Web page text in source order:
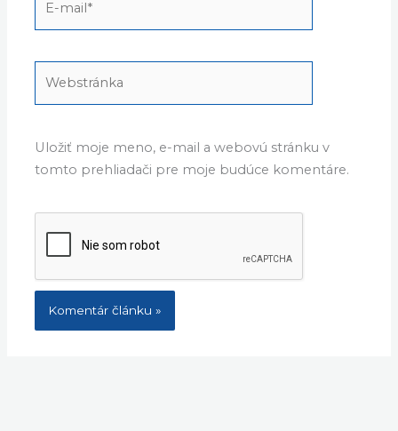
Uložiť moje meno, e-mail a webovú stránku v
tomto prehliadači pre moje budúce komentáre.